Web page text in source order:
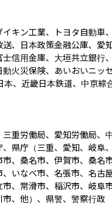
キン工業、トヨタ自動車
、日本政策金融公庫、愛
信用金庫、大垣共立銀行
火災保険、あいおいニッ
、近畿日本鉄道、中京綜
重労働局、愛知労働局、
県庁（三重、愛知、岐阜
、桑名市、伊賀市、桑名
いなべ市、名張市、名古
、常滑市、稲沢市、岐阜
、他）、県警、警察行政